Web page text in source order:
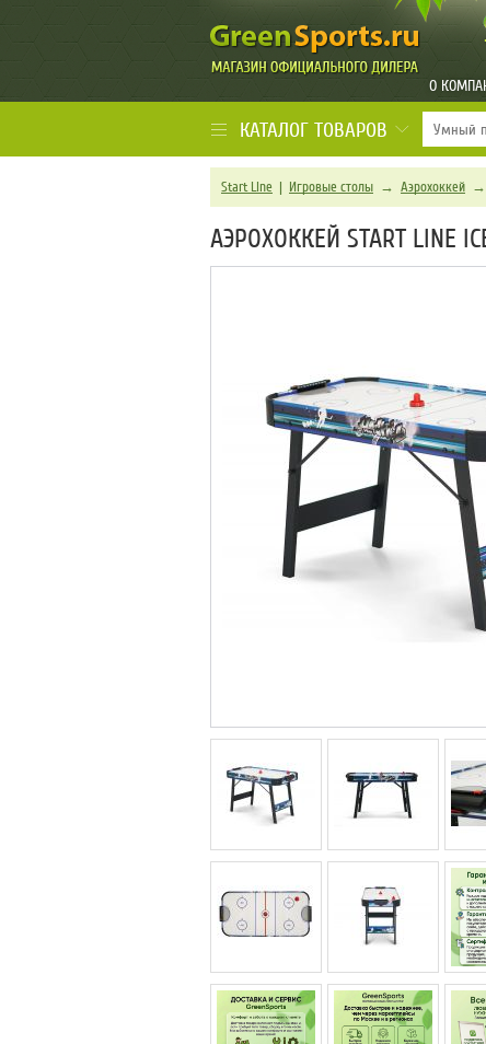
О
КАТАЛОГ ТОВАРОВ
Start Line | Игровые столы → Аэрохоккей →
АЭРОХОККЕЙ START LINE